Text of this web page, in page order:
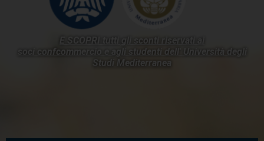
E SCOPRI tutti gli sconti riservati ai
soci confcommercio e agli studenti dell'
Università degli
Studi Mediterranea